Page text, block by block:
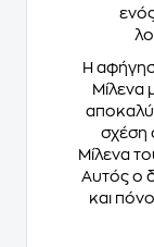
Η
Μίλενα
σχέση
Μίλενα
Αυτός ο
και